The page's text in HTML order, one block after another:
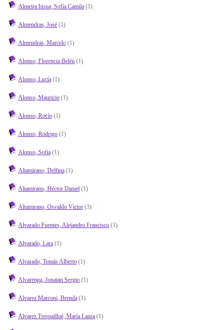
Almeira Insua, Sofía Camila(1)
Almendras, José(1)
Almendras, Marcelo(1)
Alonso, Florencia Belén(1)
Alonso, Lucía(1)
Alonso, Mauricio(1)
Alonso, Rocío(1)
Alonso, Rodrigo(1)
Alonso, Sofia(1)
Altamirano, Delfina(1)
Altamirano, Héctor Daniel(1)
Altamirano, Osvaldo Víctor(3)
Alvarado Fuentes, Alejandro Francisco(1)
Alvarado, Lara(1)
Alvarado, Tomás Alberto(1)
Alvarenga, Jonatan Sergio(1)
Alvarez Marconi, Brenda(1)
Alvarez Trespailhié, María Laura(1)